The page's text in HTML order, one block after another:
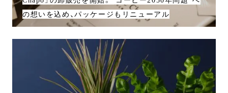
の想いを込め、パッケージもリニューアル